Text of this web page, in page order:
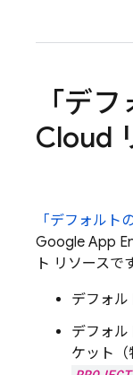
「デ
Cloud
「デフォルト
Google App
ト リソースで
デフォル
デフォル
ケット（